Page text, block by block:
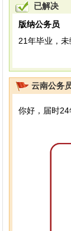
已解决
版纳公务员
21年毕业，
云南公务
你好，届时